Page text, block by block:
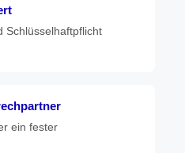
Schlüsselhaftpflicht
ein fester